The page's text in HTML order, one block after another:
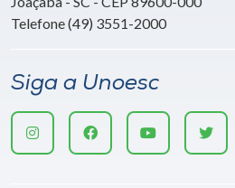
Telefone (49) 3551-2000
Siga a Unoesc